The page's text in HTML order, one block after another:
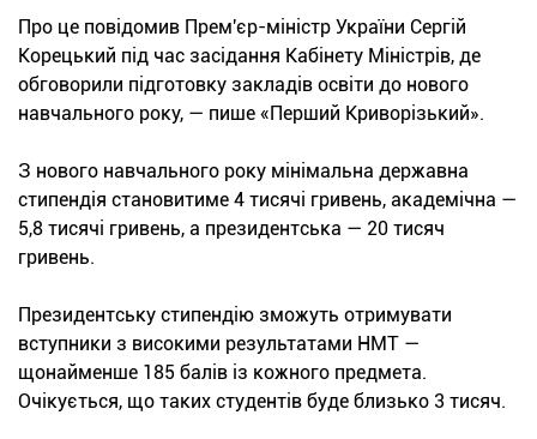
Про це повідомив Прем'єр-міністр України Сергій
Корецький під час засідання Кабінету Міністрів, де
обговорили підготовку закладів освіти до нового
навчального року, — пише «Перший Криворізький».
З нового навчального року мінімальна державна
стипендія становитиме 4 тисячі гривень, академічна —
5,8 тисячі гривень, а президентська — 20 тисяч
гривень.
Президентську стипендію зможуть отримувати
вступники з високими результатами НМТ —
щонайменше 185 балів із кожного предмета.
Очікується, що таких студентів буде близько 3 тисяч.